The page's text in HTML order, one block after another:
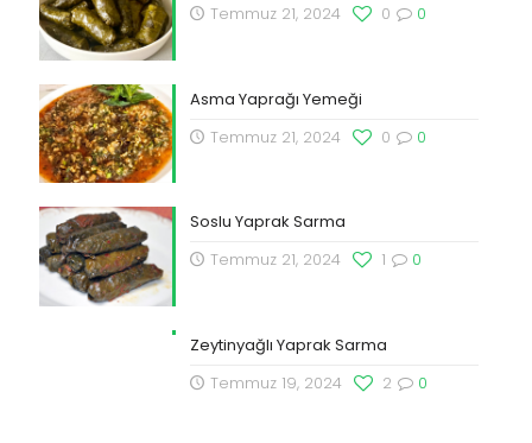
Temmuz 21, 2024
0
0
Asma Yaprağı Yemeği
Temmuz 21, 2024
0
0
Soslu Yaprak Sarma
Temmuz 21, 2024
0
1
Zeytinyağlı Yaprak Sarma
Temmuz 19, 2024
0
2